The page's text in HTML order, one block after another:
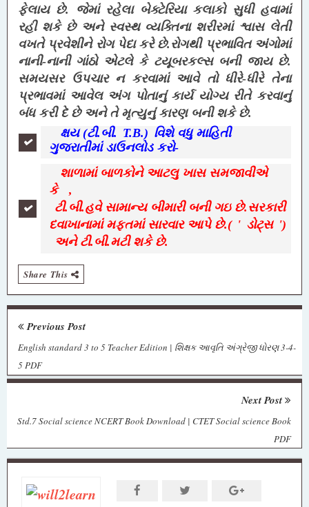
ફેલાય છે. જેમાં રહેલા બેક્ટેરિયા કલાકો સુધી હવામાં
રહી શકે છે અને સ્વસ્થ વ્યક્તિના શરીરમાં શ્વાસ લેતી
વખતે પ્રવેશીને રોગ પેદા કરે છે.રોગથી પ્રભાવિત અંગોમાં
નાની-નાની ગાંઠો એટલે કે ટયૂબરકલ્સ બની જાય છે.
સમયસર ઉપચાર ન કરવામાં આવે તો ધીરે-ધીરે તેના
પ્રભાવમાં આવેલ અંગ પોતાનું કાર્ય યોગ્ય રીતે કરવાનું
બંધ કરી દે છે અને તે મૃત્યુનું કારણ બની શકે છે.
ક્ષય (ટી.બી. T.B.) વિશે વધુ માહિતી
ગુજરાતીમાં ડાઉનલોડ કરો-
શાળામાં બાળકોને આટલુ ખાસ સમજાવીએ
કે
,
ટી.બી.હવે સામાન્ય બીમારી બની ગઇ છે.સરકારી
દવાખાનામાં મફતમાં સારવાર આપે છે.( ' ડોટ્સ ')
અને ટી.બી.મટી શકે છે.
Share This
Previous Post
English standard 3 to 5 Teacher Edition | શિક્ષક આવૃતિ અંગ્રેજી ધોરણ 3-4-
5 PDF
Next Post
Std.7 Social science NCERT Book Download | CTET Social science Book
PDF